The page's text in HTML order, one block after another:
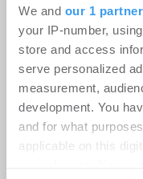
We and our 1
your IP-number,
store and access
serve personalized
measurement,
development. You
and for what
applicable on this
17.07.2026
Kreditnehmer